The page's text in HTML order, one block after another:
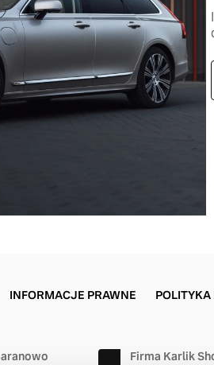
INFORMACJE PRAWNE POLITYKA
Firma Karlik